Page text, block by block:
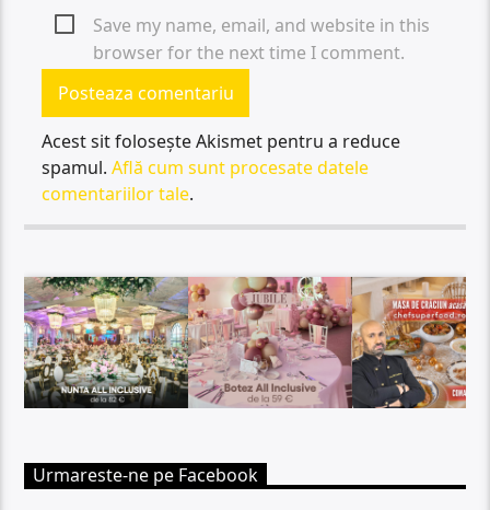
Save my name, email, and website in this
browser for the next time I comment.
Acest sit folosește Akismet pentru a reduce
spamul.Află cum sunt procesate datele
comentariilor tale.
Urmareste-ne pe Facebook